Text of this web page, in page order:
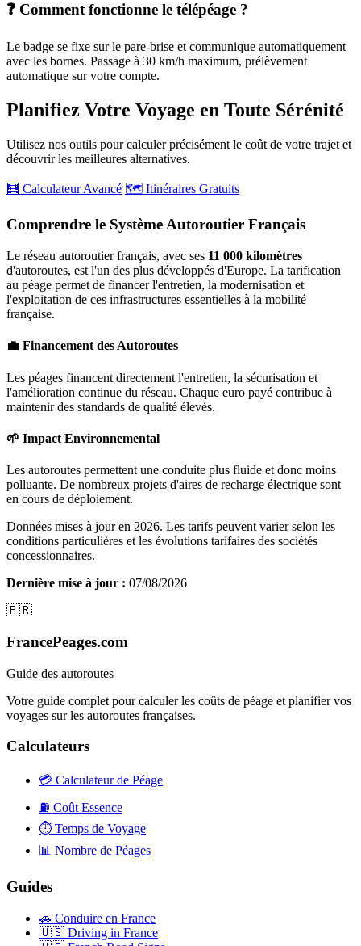
❓ Comment fonctionne le télépéage ?
Le badge se fixe sur le pare-brise et communique automatiquement
avec les bornes. Passage à 30 km/h maximum, prélèvement
automatique sur votre compte.
Planifiez Votre Voyage en Toute Sérénité
Utilisez nos outils pour calculer précisément le coût de votre trajet et
découvrir les meilleures alternatives.
🧮 Calculateur Avancé 🗺️ Itinéraires Gratuits
Comprendre le Système Autoroutier Français
Le réseau autoroutier français, avec ses 11 000 kilomètres
d'autoroutes, est l'un des plus développés d'Europe. La tarification
au péage permet de financer l'entretien, la modernisation et
l'exploitation de ces infrastructures essentielles à la mobilité
française.
💼 Financement des Autoroutes
Les péages financent directement l'entretien, la sécurisation et
l'amélioration continue du réseau. Chaque euro payé contribue à
maintenir des standards de qualité élevés.
🌱 Impact Environnemental
Les autoroutes permettent une conduite plus fluide et donc moins
polluante. De nombreux projets d'aires de recharge électrique sont
en cours de déploiement.
Données mises à jour en 2026. Les tarifs peuvent varier selon les
conditions particulières et les évolutions tarifaires des sociétés
concessionnaires.
Dernière mise à jour : 07/08/2026
🇫🇷
FrancePeages.com
Guide des autoroutes
Votre guide complet pour calculer les coûts de péage et planifier vos
voyages sur les autoroutes françaises.
Calculateurs
💳 Calculateur de Péage
⛽ Coût Essence
⏱️ Temps de Voyage
📊 Nombre de Péages
Guides
🚗 Conduire en France
🇺🇸 Driving in France